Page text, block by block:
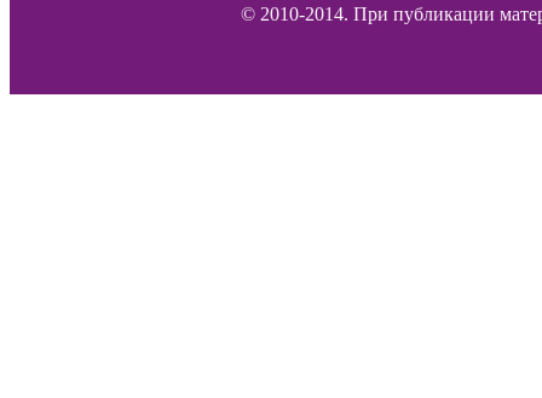
© 2010-2014. При публикации